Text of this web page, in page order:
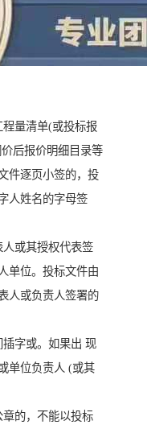
量清单(或投标报
后报价明细目录等
件逐页小签的，投
人姓名的字母签
或其授权代表签
单位。投标文件由
人或负责人签署的
字或。如果出 现
单位负责人 (或其
的，不能以投标